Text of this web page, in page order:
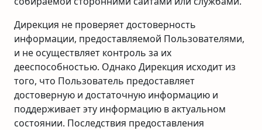
Дирекция не проверяет достоверность
информации, предоставляемой Пользователями,
и не осуществляет контроль за их
дееспособностью. Однако Дирекция исходит из
того, что Пользователь предоставляет
достоверную и достаточную информацию и
поддерживает эту информацию в актуальном
состоянии. Последствия предоставления